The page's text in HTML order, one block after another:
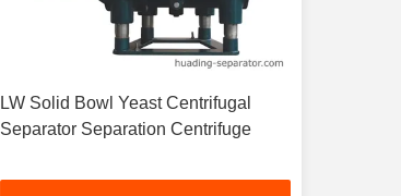
LW Solid Bowl Yeast Centrifugal
Separator Separation Centrifuge